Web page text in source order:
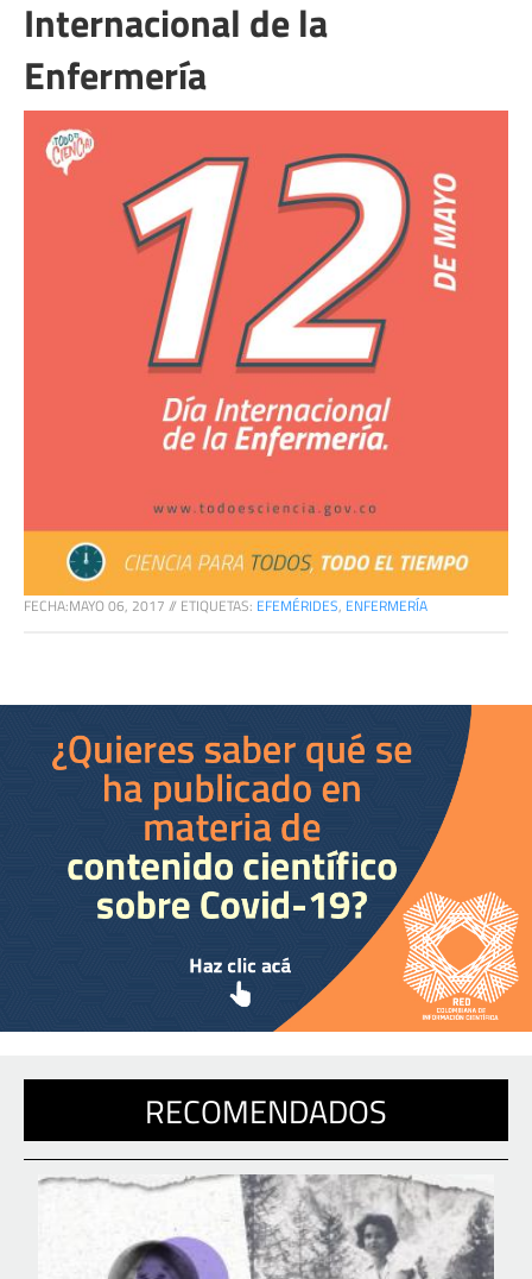
Internacional de la
Enfermería
FECHA:MAYO 06, 2017 // ETIQUETAS: EFEMÉRIDES, ENFERMERÍA
RECOMENDADOS